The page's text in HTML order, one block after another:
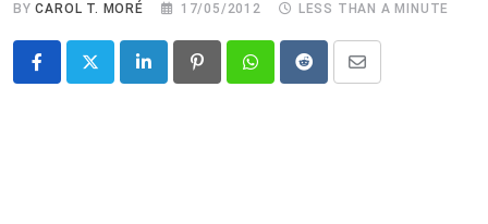
BYCAROL T. MORÉ 17/05/2012 LESS THAN A MINUTE
LinkedIn PinterestWhatsappRedditShare